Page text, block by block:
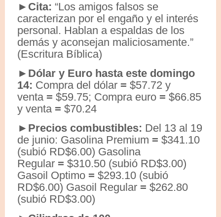
►Cita: “Los amigos falsos se
caracterizan por el engaño y el interés
personal. Hablan a espaldas de los
demás y aconsejan maliciosamente.”
(Escritura Bíblica)
►Dólar y Euro hasta este domingo
14: Compra del dólar = $57.72 y
venta = $59.75; Compra euro = $66.85
y venta = $70.24
►Precios combustibles: Del 13 al 19
de junio: Gasolina Premium = $341.10
(subió RD$6.00) Gasolina
Regular = $310.50 (subió RD$3.00)
Gasoil Optimo = $293.10 (subió
RD$6.00) Gasoil Regular = $262.80
(subió RD$3.00)